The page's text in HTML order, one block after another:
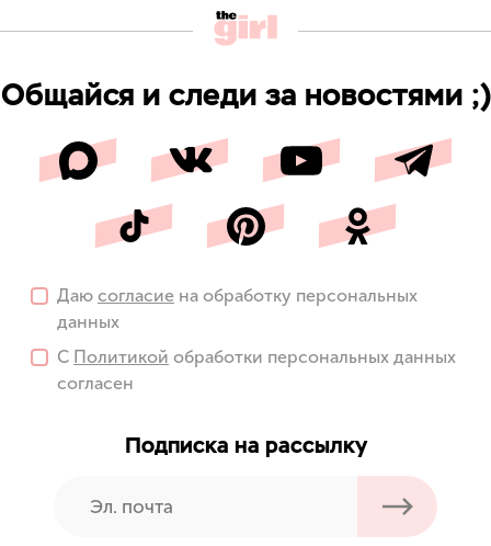
Общайся и следи за новостями ;)
Даю согласие на обработку персональных
данных
С Политикой обработки персональных данных
согласен
Подписка на рассылку